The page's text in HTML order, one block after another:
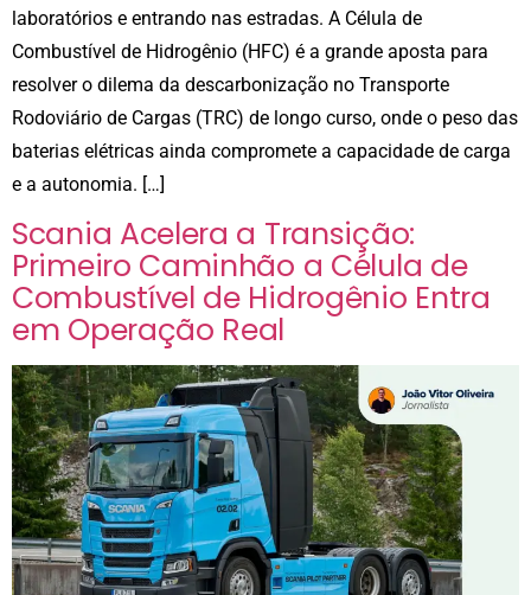
laboratórios e entrando nas estradas. A Célula de
Combustível de Hidrogênio (HFC) é a grande aposta para
resolver o dilema da descarbonização no Transporte
Rodoviário de Cargas (TRC) de longo curso, onde o peso das
baterias elétricas ainda compromete a capacidade de carga
e a autonomia. […]
Scania Acelera a Transição:
Primeiro Caminhão a Célula de
Combustível de Hidrogênio Entra
em Operação Real